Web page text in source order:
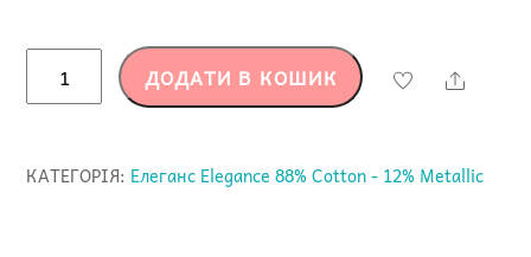
108
з
ДОДАТИ В КОШИК Share
КАТЕГОРІЯ: Елеганс Elegance 88% Cotton - 12% Metallic